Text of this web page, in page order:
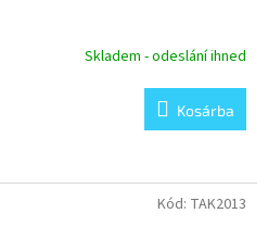
Skladem - odeslání ihned
Kosárba
Kód: TAK2013